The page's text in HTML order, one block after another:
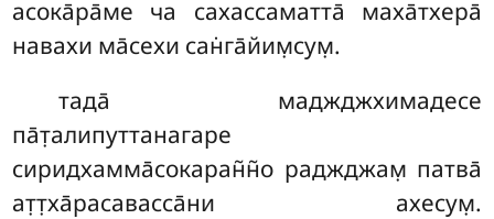
асока̄ра̄ме ча сахассаматта̄ маха̄тхера̄
навахи ма̄сехи сан̇га̄йим̣сум̣.
тада̄ маджджхимадесе
па̄т̣алипуттанагаре
сиридхамма̄сокаран̃н̃о раджджам̣ патва̄
ат̣т̣ха̄расавасса̄ни ахесум̣.